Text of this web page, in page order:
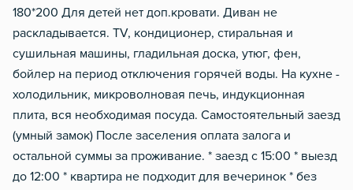
180*200 Для детей нет доп.кровати. Диван не
раскладывается. TV, кондиционер, стиральная и
сушильная машины, гладильная доска, утюг, фен,
бойлер на период отключения горячей воды. На кухне -
холодильник, микроволновая печь, индукционная
плита, вся необходимая посуда. Самостоятельный заезд
(умный замок) После заселения оплата залога и
остальной суммы за проживание. * заезд с 15:00 * выезд
до 12:00 * квартира не подходит для вечеринок * без